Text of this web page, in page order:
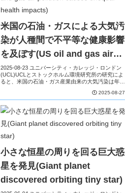
米国の石油・ガスによる大気汚
染が人種間で不平等な健康影響
を及ぼす(US oil and gas air
pollution causes unequal
health impacts)
2025-08-23 ユニバーシティ・カレッジ・ロンドン
(UCL)UCLとストックホルム環境研究所の研究によ
ると、米国の石油・ガス産業由来の大気汚染は年間
の小児喘息、さらにがん発症を引き起... 2025-08-27
小さな恒星の周りを回る巨大惑
星を発見(Giant planet
discovered orbiting tiny star)